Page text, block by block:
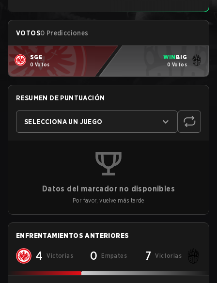
VOTOS0 Predicciones
SGE
0 Votos
WIN BIG
0 Votos
RESUMEN DE PUNTUACIÓN
SELECCIONA UN JUEGO
Datos del marcador no disponibles
Por favor, vuelve más tarde
ENFRENTAMIENTOS ANTERIORES
4 Victorias 0 Empates 7 Victorias